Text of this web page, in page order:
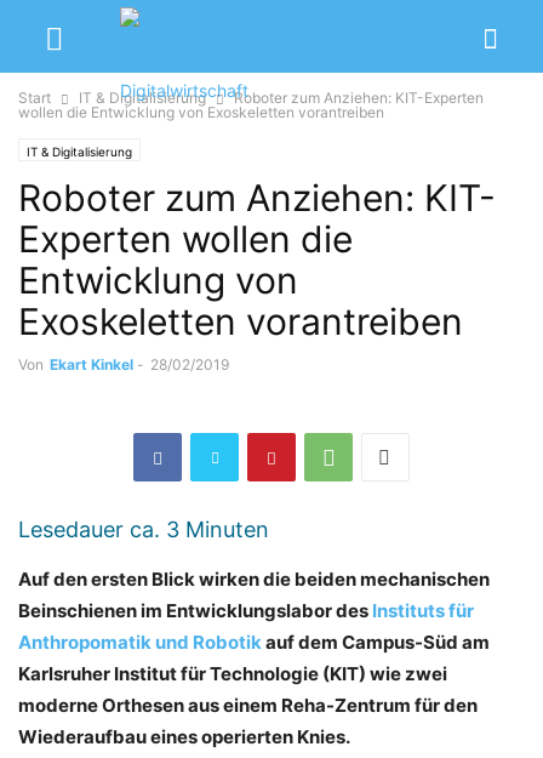
Start IT & Digitalisierung
Roboter zum Anziehen: KIT-Experten
wollen die Entwicklung von Exoskeletten vorantreiben
IT & Digitalisierung
Roboter zum Anziehen: KIT-
Experten wollen die
Entwicklung von
Exoskeletten vorantreiben
Von Ekart Kinkel - 28/02/2019
Lesedauer ca. 3 Minuten
Auf den ersten Blick wirken die beiden mechanischen
Beinschienen im Entwicklungslabor des Instituts für
Anthropomatik und Robotikauf dem Campus-Süd am
Karlsruher Institut für Technologie (KIT) wie zwei
moderne Orthesen aus einem Reha-Zentrum für den
Wiederaufbau eines operierten Knies.